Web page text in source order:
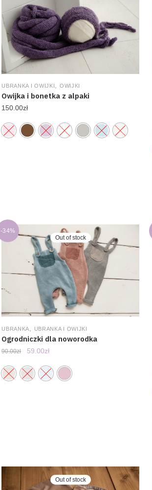
UBRANKA I OWIJKI , OWIJKI
Owijka i bonetka z alpaki
150.00zł
Out of stock
-34%
UBRANKA UBRANKA I OWIJKI
Ogrodniczki dla noworodka
90.00zł 59.00zł
Out of stock